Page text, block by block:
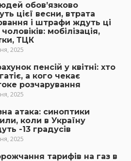
обов’язково
цієї весни, втрата
і штрафи ждуть ці
мобілізація,
ТЦК
2025
пенсій у квітні: хто
а кого чекає
розчарування
2025
атака: синоптики
коли в Україну
-13 градусів
2025
тарифів на газ в